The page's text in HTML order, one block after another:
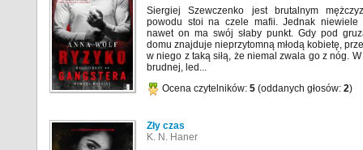
Siergiej Szewczenko jest brutalnym
powodu stoi na czele mafii. Jednak
nawet on ma swój słaby punkt. Gdy pod
domu znajduje nieprzytomną młodą kobietę,
w niego z taką siłą, że niemal zwala go z nóg.
brudnej, led...
Ocena czytelników: 5 (oddanych głosów: 2)
Zły czas
K. N. Haner